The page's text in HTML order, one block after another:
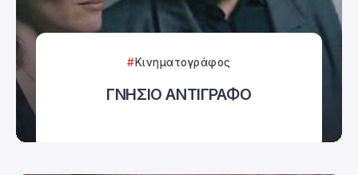
Κινηματογράφος
ΓΝΗΣΙΟ ΑΝΤΙΓΡΑΦΟ